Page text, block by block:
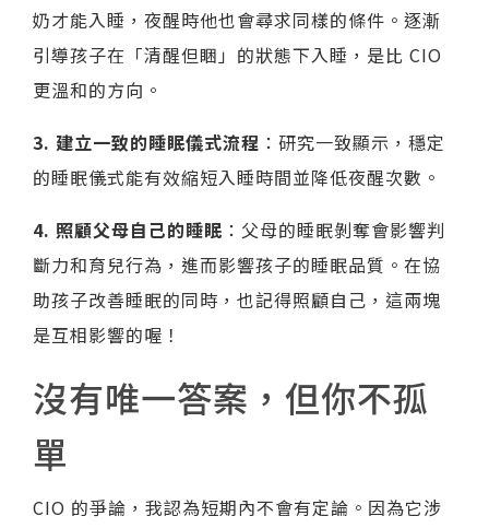
奶才能入睡，夜醒時他也會尋求同樣的條件。逐漸
引導孩子在「清醒但睏」的狀態下入睡，是比 CIO
更溫和的方向。
3. 建立一致的睡眠儀式流程 ：研究一致顯示，穩定
的睡眠儀式能有效縮短入睡時間並降低夜醒次數。
4. 照顧父母自己的睡眠 ：父母的睡眠剝奪會影響判
斷力和育兒行為，進而影響孩子的睡眠品質。在協
助孩子改善睡眠的同時，也記得照顧自己，這兩塊
是互相影響的喔！
沒有唯一答案，但你不孤
單
CIO 的爭論，我認為短期內不會有定論。因為它涉